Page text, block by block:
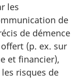
les
de
de démence
(p. ex. sur
et financier),
risques de